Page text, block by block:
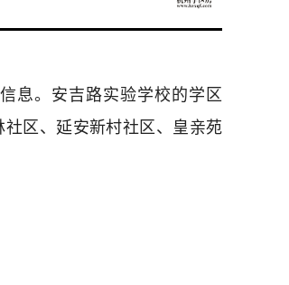
息。安吉路实验学校的学区
区、延安新村社区、皇亲苑